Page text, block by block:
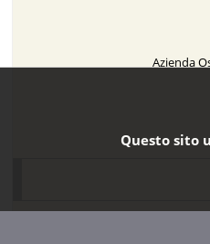
Azienda
Questo sito